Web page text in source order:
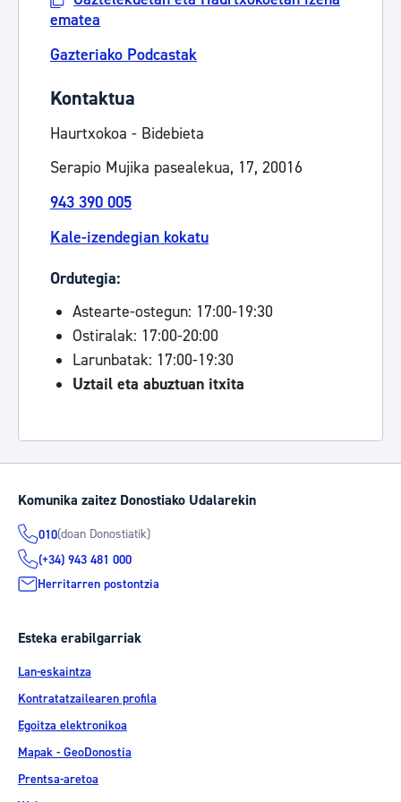
ematea
Gazteriako Podcastak
Kontaktua
Haurtxokoa - Bidebieta
Serapio Mujika pasealekua, 17, 20016
943 390 005
Kale-izendegian kokatu
Ordutegia:
Astearte-ostegun: 17:00-19:30
Ostiralak: 17:00-20:00
Larunbatak: 17:00-19:30
Uztail eta abuztuan itxita
Komunika zaitez Donostiako Udalarekin
010(doan Donostiatik)
(+34) 943 481 000
Herritarren postontzia
Esteka erabilgarriak
Lan-eskaintza
Kontratatzailearen profila
Egoitza elektronikoa
Mapak - GeoDonostia
Prentsa-aretoa